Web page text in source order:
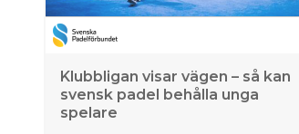
Klubbligan visar vägen – så kan
svensk padel behålla unga
spelare